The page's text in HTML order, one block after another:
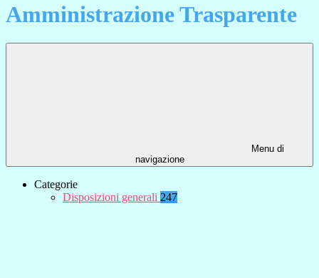
Amministrazione Trasparente
Menu di
navigazione
Categorie
Disposizioni generali 247